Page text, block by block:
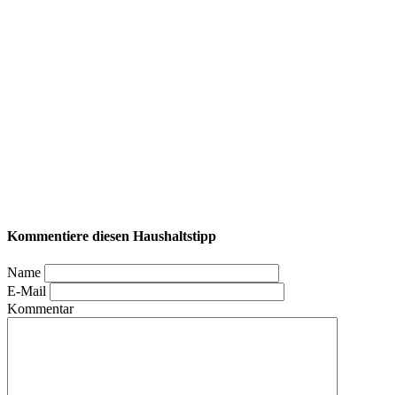
Kommentiere diesen Haushaltstipp
Name
E-Mail
Kommentar